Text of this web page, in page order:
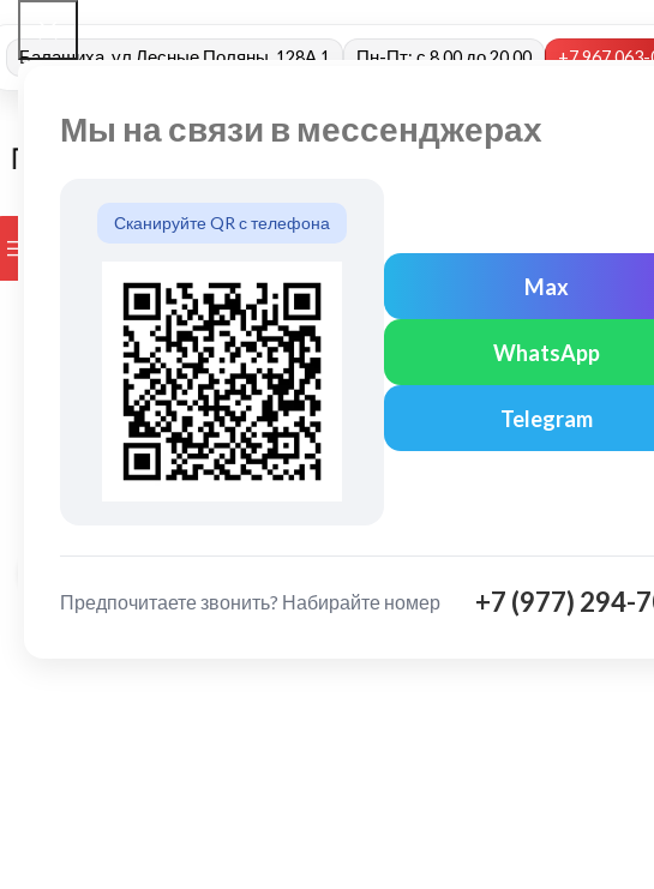
Мы на связи в мессенджерах
Сканируйте QR с телефона
Max
WhatsApp
Telegram
Предпочитаете звонить? Набирайте номер +7 (977) 294-
Балашиха, ул Лесные Поляны, 128А 1 Пн-Пт: с 8.00 до 20.00 +7 967
ПРОСМОТР КАТЕГОРИЙ БРЕНДЫ